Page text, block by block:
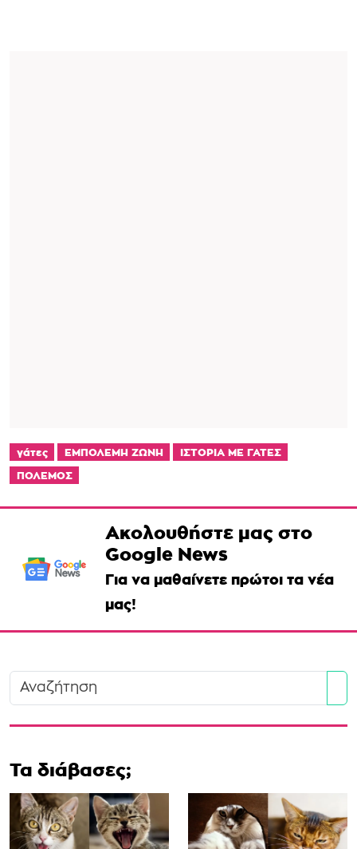
γάτες ΕΜΠΟΛΕΜΗ ΖΩΝΗ
ΙΣΤΟΡΙΑ ΜΕ ΓΑΤΕΣ
ΠΟΛΕΜΟΣ
Ακολουθήστε μας στο
Google News
Για να μαθαίνετε πρώτοι τα νέα
μας!
Τα διάβασες;